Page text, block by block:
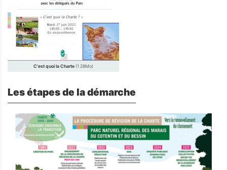
C'est quoi la Charte (1.28Mo)
Les étapes de la démarche